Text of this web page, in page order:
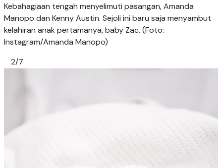
Kebahagiaan tengah menyelimuti pasangan, Amanda
Manopo dan Kenny Austin. Sejoli ini baru saja menyambut
kelahiran anak pertamanya, baby Zac. (Foto:
Instagram/Amanda Manopo)
2/7